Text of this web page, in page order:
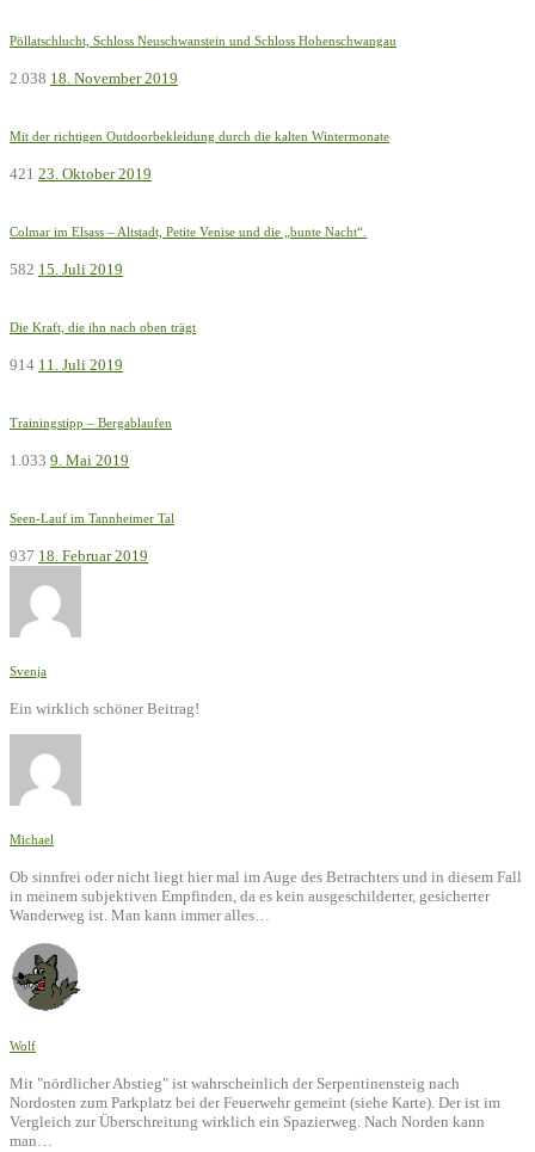
Pöllatschlucht, Schloss Neuschwanstein und Schloss Hohenschwangau
2.038 18. November 2019
Mit der richtigen Outdoorbekleidung durch die kalten Wintermonate
421 23. Oktober 2019
Colmar im Elsass – Altstadt, Petite Venise und die „bunte Nacht“.
582 15. Juli 2019
Die Kraft, die ihn nach oben trägt
914 11. Juli 2019
Trainingstipp – Bergablaufen
1.033 9. Mai 2019
Seen-Lauf im Tannheimer Tal
937 18. Februar 2019
Svenja
Ein wirklich schöner Beitrag!
Michael
Ob sinnfrei oder nicht liegt hier mal im Auge des Betrachters und in diesem Fall
in meinem subjektiven Empfinden, da es kein ausgeschilderter, gesicherter
Wanderweg ist. Man kann immer alles…
Wolf
Mit "nördlicher Abstieg" ist wahrscheinlich der Serpentinensteig nach
Nordosten zum Parkplatz bei der Feuerwehr gemeint (siehe Karte). Der ist im
Vergleich zur Überschreitung wirklich ein Spazierweg. Nach Norden kann
man…